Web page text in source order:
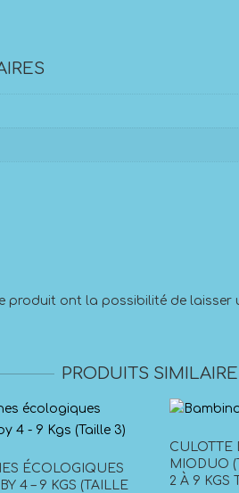
produit ont la possibilité de laisser
PRODUITS
ÉCOLOGIQUES
4 – 9 KGS (TAILLE
CULOTTE
MIODUO
2 À 9 KGS